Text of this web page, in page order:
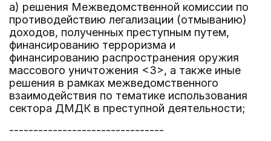
а) решения Межведомственной комиссии по
противодействию легализации (отмыванию)
доходов, полученных преступным путем,
финансированию терроризма и
финансированию распространения оружия
массового уничтожения <3>, а также иные
решения в рамках межведомственного
взаимодействия по тематике использования
сектора ДМДК в преступной деятельности;
--------------------------------